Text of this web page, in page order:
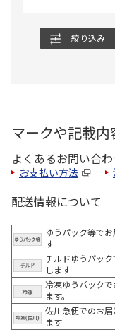
絞り込み
マークや記載内
よくあるお問い合
お支払い方法
配送情報について
ゆうパック等で
す
チルドゆうパッ
します
冷凍ゆうパックで
ます。
佐川急便でのお届
ます